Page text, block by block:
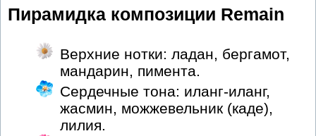
Пирамидка композиции Remain
Верхние нотки: ладан, бергамот,
мандарин, пимента.
Сердечные тона: иланг-иланг,
жасмин, можжевельник (каде),
лилия.